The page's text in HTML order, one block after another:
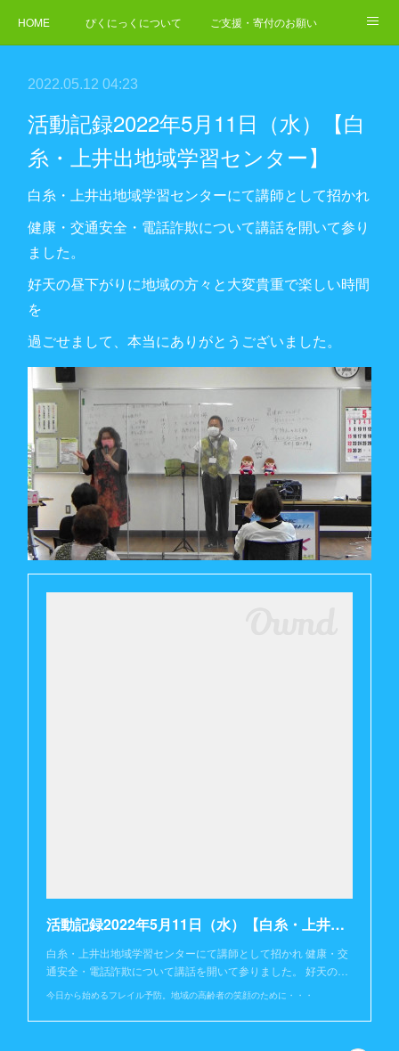
HOME ぴくにっくについて ご支援・寄付のお願い
2022.05.12 04:23
活動記録2022年5月11日（水）【白
糸・上井出地域学習センター】
白糸・上井出地域学習センターにて講師として招かれ
健康・交通安全・電話詐欺について講話を開いて参り
ました。
好天の昼下がりに地域の方々と大変貴重で楽しい時間
を
過ごせまして、本当にありがとうございました。
活動記録2022年5月11日（水）【白糸・上井出地域学習センター】
白糸・上井出地域学習センターにて講師として招かれ 健康・交
通安全・電話詐欺について講話を開いて参りました。 好天の…
今日から始めるフレイル予防。地域の高齢者の笑顔のために・・・